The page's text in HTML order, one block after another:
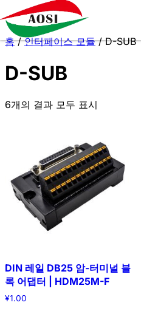
홈/인터페이스 모듈/ D-SUB
D-SUB
6개의 결과 모두 표시
DIN 레일 DB25 암-터미널 블
록 어댑터 | HDM25M-F
¥1.00